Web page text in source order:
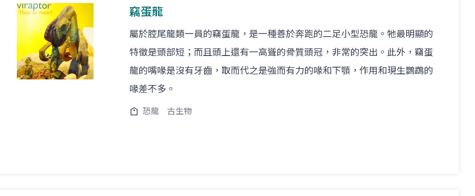
竊蛋龍
屬於腔尾龍類一員的竊蛋龍，是一種善於奔跑的二足小型恐龍。牠最明顯的
特徵是頭部短；而且頭上還有一高聳的骨質頭冠，非常的突出。此外，竊蛋
龍的嘴喙是沒有牙齒，取而代之是強而有力的喙和下顎，作用和現生鸚鵡的
喙差不多。
恐龍 古生物